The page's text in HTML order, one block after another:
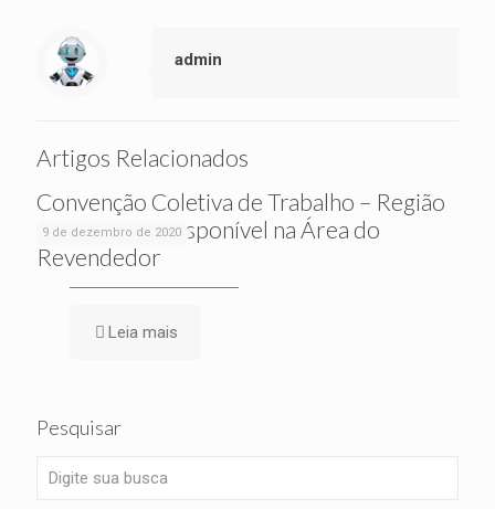
admin
Artigos Relacionados
9 de dezembro de 2020
Convenção Coletiva de Trabalho – Região
Joinville está disponível na Área do
Revendedor
Leia mais
Pesquisar